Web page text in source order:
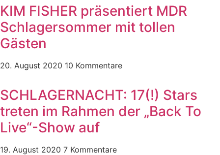
KIM FISHER präsentiert MDR
Schlagersommer mit tollen
Gästen
20. August 2020 10 Kommentare
SCHLAGERNACHT: 17(!) Stars
treten im Rahmen der „Back To
Live“-Show auf
19. August 2020 7 Kommentare